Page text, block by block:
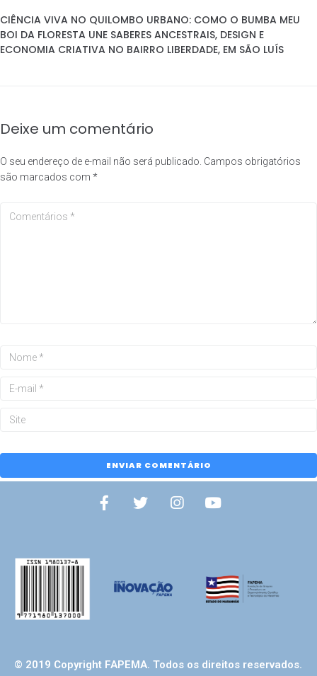
CIÊNCIA VIVA NO QUILOMBO URBANO: COMO O BUMBA MEU
BOI DA FLORESTA UNE SABERES ANCESTRAIS, DESIGN E
ECONOMIA CRIATIVA NO BAIRRO LIBERDADE, EM SÃO LUÍS
Deixe um comentário
O seu endereço de e-mail não será publicado. Campos obrigatórios
são marcados com *
© 2019 Copyright FAPEMA. Todos os direitos reservados.